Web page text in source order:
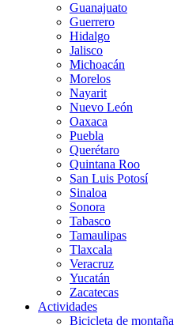
Guanajuato
Guerrero
Hidalgo
Jalisco
Michoacán
Morelos
Nayarit
Nuevo León
Oaxaca
Puebla
Querétaro
Quintana Roo
San Luis Potosí
Sinaloa
Sonora
Tabasco
Tamaulipas
Tlaxcala
Veracruz
Yucatán
Zacatecas
Actividades
Bicicleta de montaña